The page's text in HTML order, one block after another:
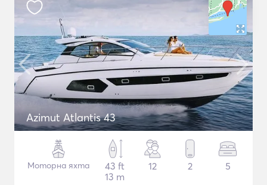
Azimut Atlantis 43
Моторна яхта
43 ft
13 m
12 2 5